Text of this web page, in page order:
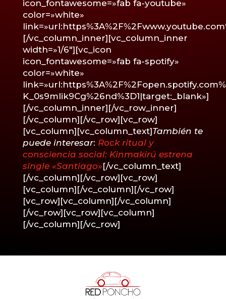
icon_fontawesome=»fab fa-youtube»
color=»white»
[/vc_column_inner][vc_column_inner
width=»1/6″][vc_icon
icon_fontawesome=»fab fa-spotify»
color=»white»
K_0s9mIik9Cg%26nd%3D1|target:_blank»]
[/vc_column_inner][/vc_row_inner]
[/vc_column][/vc_row][vc_row]
[vc_column][vc_column_text]También te
puede interesar: Rock ritual y
consciencia social: Kinmakirú estrena
single «Santiago»[/vc_column_text]
[/vc_column][/vc_row][vc_row]
[vc_column][/vc_column][/vc_row]
[vc_row][vc_column][/vc_column]
[/vc_row][vc_row][vc_column]
[/vc_column][/vc_row]